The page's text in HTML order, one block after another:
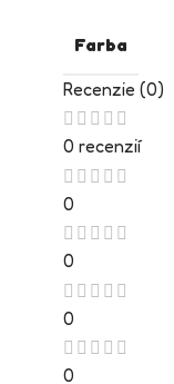
Farba
Recenzie (0)
0 recenzií
0
0
0
0